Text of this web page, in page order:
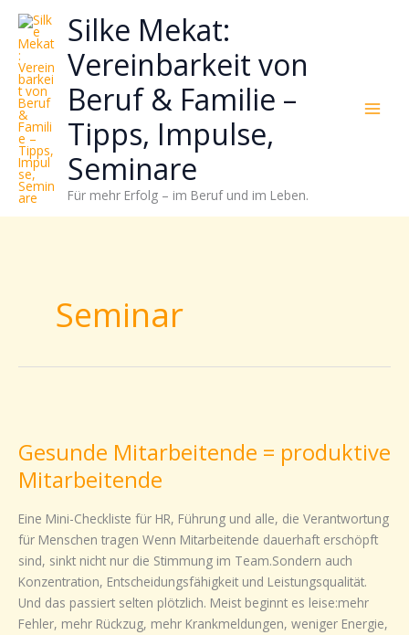
Zum
Inhalt
springen
Silke Mekat:
Vereinbarkeit von
Beruf & Familie –
Tipps, Impulse,
Seminare
Für mehr Erfolg – im Beruf und im Leben.
Seminar
Gesunde Mitarbeitende = produktive
Mitarbeitende
Eine Mini-Checkliste für HR, Führung und alle, die Verantwortung
für Menschen tragen Wenn Mitarbeitende dauerhaft erschöpft
sind, sinkt nicht nur die Stimmung im Team.Sondern auch
Konzentration, Entscheidungsfähigkeit und Leistungsqualität.
Und das passiert selten plötzlich. Meist beginnt es leise:mehr
Fehler, mehr Rückzug, mehr Krankmeldungen, weniger Energie,
=
produktive
Mitarbeitende
wie
sich
Stress
reduzieren
Energie
gezielter
einsetzen
lässt?
Einfach